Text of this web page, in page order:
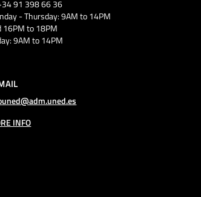
91 398 66 36
- Thursday: 9AM to 14PM
16PM to 18PM
9AM to 14PM
INFO